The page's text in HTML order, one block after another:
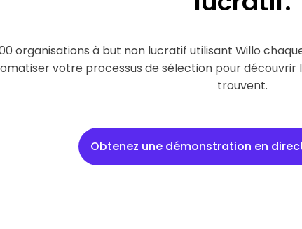
organisations à but non lucratif utilisant Willo
votre processus de sélection pour découvrir
trouvent.
Obtenez une démonstration en